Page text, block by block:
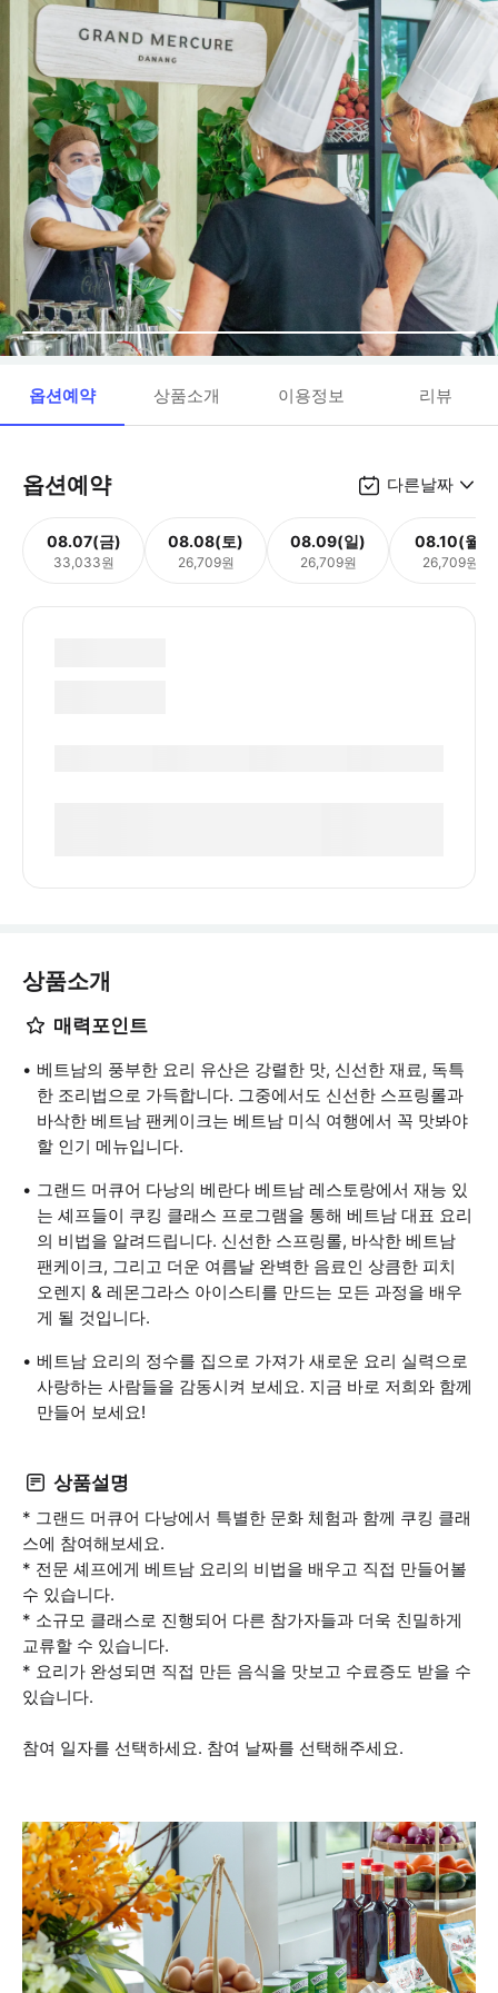
옵션예약 상품소개 이용정보 리뷰
옵션예약 다른날짜
08.07(금)
33,033원
08.08(토)
26,709원
08.09(일)
26,709원
08.10(월)
26,709원
상품소개
매력포인트
베트남의 풍부한 요리 유산은 강렬한 맛, 신선한 재료, 독특
한 조리법으로 가득합니다. 그중에서도 신선한 스프링롤과
바삭한 베트남 팬케이크는 베트남 미식 여행에서 꼭 맛봐야
할 인기 메뉴입니다.
그랜드 머큐어 다낭의 베란다 베트남 레스토랑에서 재능 있
는 셰프들이 쿠킹 클래스 프로그램을 통해 베트남 대표 요리
의 비법을 알려드립니다. 신선한 스프링롤, 바삭한 베트남
팬케이크, 그리고 더운 여름날 완벽한 음료인 상큼한 피치
오렌지 & 레몬그라스 아이스티를 만드는 모든 과정을 배우
게 될 것입니다.
베트남 요리의 정수를 집으로 가져가 새로운 요리 실력으로
사랑하는 사람들을 감동시켜 보세요. 지금 바로 저희와 함께
만들어 보세요!
상품설명
* 그랜드 머큐어 다낭에서 특별한 문화 체험과 함께 쿠킹 클래
스에 참여해보세요.
* 전문 셰프에게 베트남 요리의 비법을 배우고 직접 만들어볼
수 있습니다.
* 소규모 클래스로 진행되어 다른 참가자들과 더욱 친밀하게
교류할 수 있습니다.
* 요리가 완성되면 직접 만든 음식을 맛보고 수료증도 받을 수
있습니다.
참여 일자를 선택하세요. 참여 날짜를 선택해주세요.